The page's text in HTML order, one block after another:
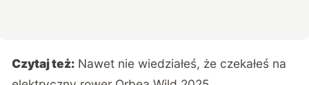
Czytaj też: Nawet nie wiedziałeś, że czekałeś na